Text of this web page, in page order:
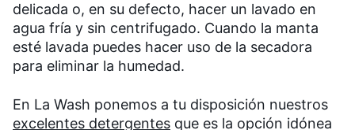
delicada o, en su defecto, hacer un lavado en
agua fría y sin centrifugado. Cuando la manta
esté lavada puedes hacer uso de la secadora
para eliminar la humedad.
En La Wash ponemos a tu disposición nuestros
excelentes detergentes que es la opción idónea